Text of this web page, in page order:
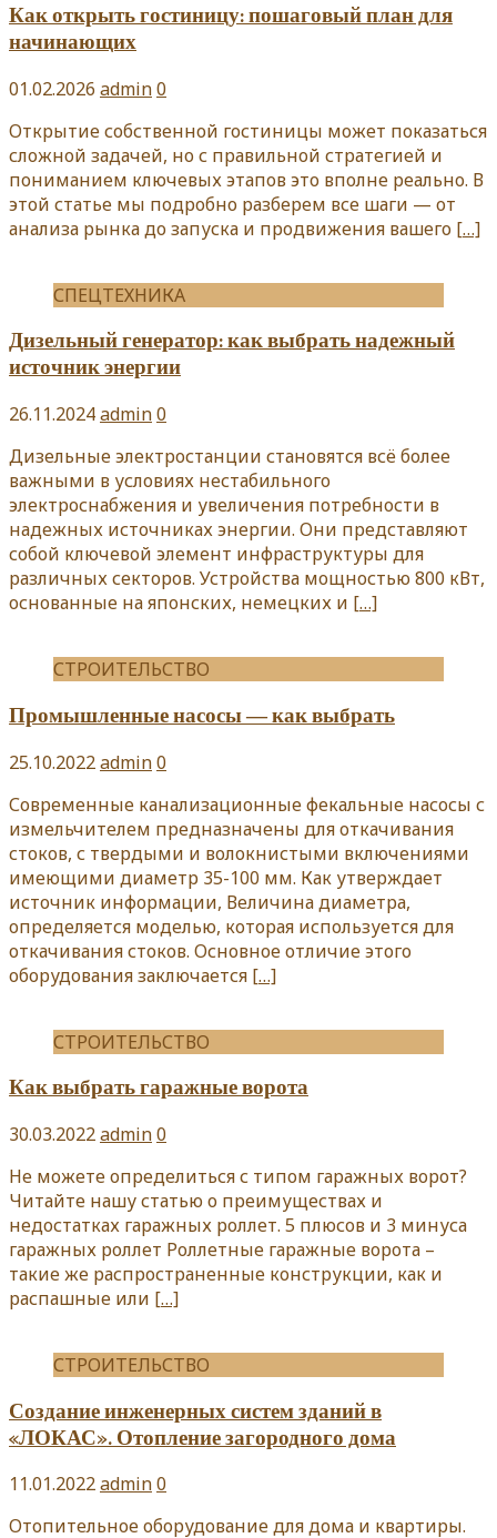
Как открыть гостиницу: пошаговый план для
начинающих
01.02.2026 admin0
Открытие собственной гостиницы может показаться
сложной задачей, но с правильной стратегией и
пониманием ключевых этапов это вполне реально. В
этой статье мы подробно разберем все шаги — от
анализа рынка до запуска и продвижения вашего […]
СПЕЦТЕХНИКА
Дизельный генератор: как выбрать надежный
источник энергии
26.11.2024admin0
Дизельные электростанции становятся всё более
важными в условиях нестабильного
электроснабжения и увеличения потребности в
надежных источниках энергии. Они представляют
собой ключевой элемент инфраструктуры для
различных секторов. Устройства мощностью 800 кВт,
основанные на японских, немецких и […]
СТРОИТЕЛЬСТВО
Промышленные насосы — как выбрать
25.10.2022admin0
Современные канализационные фекальные насосы с
измельчителем предназначены для откачивания
стоков, с твердыми и волокнистыми включениями
имеющими диаметр 35-100 мм. Как утверждает
источник информации, Величина диаметра,
определяется моделью, которая используется для
откачивания стоков. Основное отличие этого
оборудования заключается […]
СТРОИТЕЛЬСТВО
Как выбрать гаражные ворота
30.03.2022admin0
Не можете определиться с типом гаражных ворот?
Читайте нашу статью о преимуществах и
недостатках гаражных роллет. 5 плюсов и 3 минуса
гаражных роллет Роллетные гаражные ворота –
такие же распространенные конструкции, как и
распашные или […]
СТРОИТЕЛЬСТВО
Создание инженерных систем зданий в
«ЛОКАС». Отопление загородного дома
11.01.2022admin0
Отопительное оборудование для дома и квартиры.